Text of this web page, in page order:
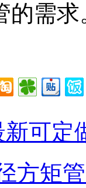
的需求
新可定
方矩